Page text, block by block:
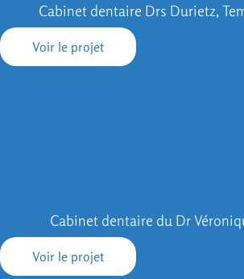
Cabinet dentaire Drs Durietz,
Voir le projet
Cabinet dentaire du Dr
Voir le projet